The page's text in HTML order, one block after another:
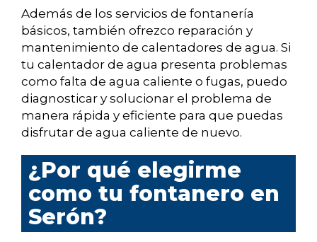
Además de los servicios de fontanería
básicos, también ofrezco reparación y
mantenimiento de calentadores de agua. Si
tu calentador de agua presenta problemas
como falta de agua caliente o fugas, puedo
diagnosticar y solucionar el problema de
manera rápida y eficiente para que puedas
disfrutar de agua caliente de nuevo.
¿Por qué elegirme
como tu fontanero en
Serón?